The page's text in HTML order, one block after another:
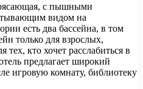
с пышными
видом на
есть два бассейна, в том
только для взрослых,
тех, кто хочет расслабиться в
предлагает широкий
игровую комнату, библиотеку